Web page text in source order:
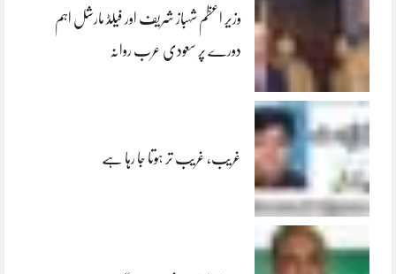
وزیر اعظم شہباز شریف اور فیلڈ مارشل اہم
دورے پر سعودی عرب روانہ
غریب، غریب تر ہوتا جا رہا ہے